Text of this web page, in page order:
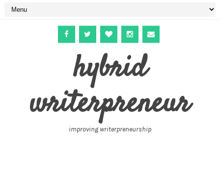
hybrid
writerpreneur
improving writerpreneurship